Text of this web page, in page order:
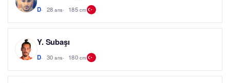
D 28 ans 185 cm
Y. Subaşı
D 30 ans 180 cm